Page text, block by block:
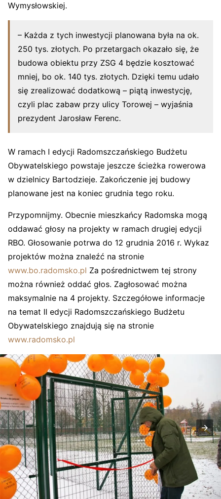
Wymysłowskiej.
– Każda z tych inwestycji planowana była na ok.
250 tys. złotych. Po przetargach okazało się, że
budowa obiektu przy ZSG 4 będzie kosztować
mniej, bo ok. 140 tys. złotych. Dzięki temu udało
się zrealizować dodatkową – piątą inwestycję,
czyli plac zabaw przy ulicy Torowej – wyjaśnia
prezydent Jarosław Ferenc.
W ramach I edycji Radomszczańskiego Budżetu
Obywatelskiego powstaje jeszcze ścieżka rowerowa
w dzielnicy Bartodzieje. Zakończenie jej budowy
planowane jest na koniec grudnia tego roku.
Przypomnijmy. Obecnie mieszkańcy Radomska mogą
oddawać głosy na projekty w ramach drugiej edycji
RBO. Głosowanie potrwa do 12 grudnia 2016 r. Wykaz
projektów można znaleźć na stronie
www.bo.radomsko.pl Za pośrednictwem tej strony
można również oddać głos. Zagłosować można
maksymalnie na 4 projekty. Szczegółowe informacje
na temat II edycji Radomszczańskiego Budżetu
Obywatelskiego znajdują się na stronie
www.radomsko.pl